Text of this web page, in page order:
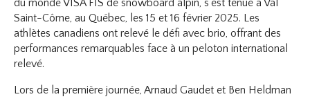
du monde VISA FIS de snowboard alpin, s’est tenue à Val
Saint-Côme, au Québec, les 15 et 16 février 2025. Les
athlètes canadiens ont relevé le défi avec brio, offrant des
performances remarquables face à un peloton international
relevé.
Lors de la première journée, Arnaud Gaudet et Ben Heldman